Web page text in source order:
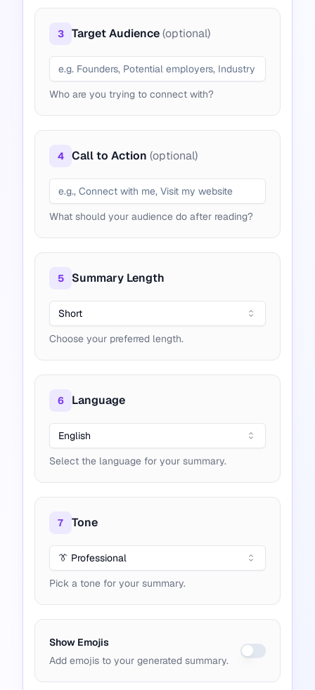
3 Target Audience(optional)
Who are you trying to connect with?
4 Call to Action (optional)
What should your audience do after reading?
5 Summary Length
Short
Choose your preferred length.
6 Language
English
Select the language for your summary.
7 Tone
👔 Professional
Pick a tone for your summary.
Show Emojis
Add emojis to your generated summary.